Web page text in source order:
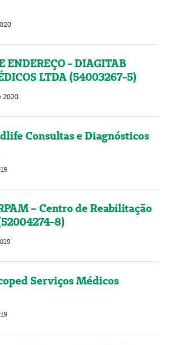
ENDEREÇO - DIAGITAB
LTDA (54003267-5)
2020
Consultas e Diagnósticos
– Centro de Reabilitação
8)
Serviços Médicos